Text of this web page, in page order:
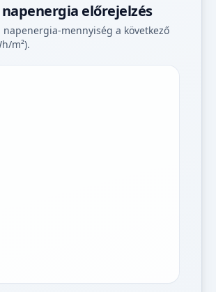
napenergia előrejelzés
mennyiség a következő
m²).
grafikon jelmagyarázatához